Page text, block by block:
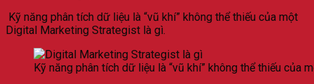
Kỹ năng phân tích dữ liệu là “vũ khí” không thể thiếu của một
Digital Marketing Strategist là gì.
Kỹ năng phân tích dữ liệu là “vũ khí” không thể thiếu của